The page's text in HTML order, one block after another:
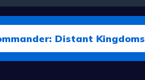
Distant Kingdoms